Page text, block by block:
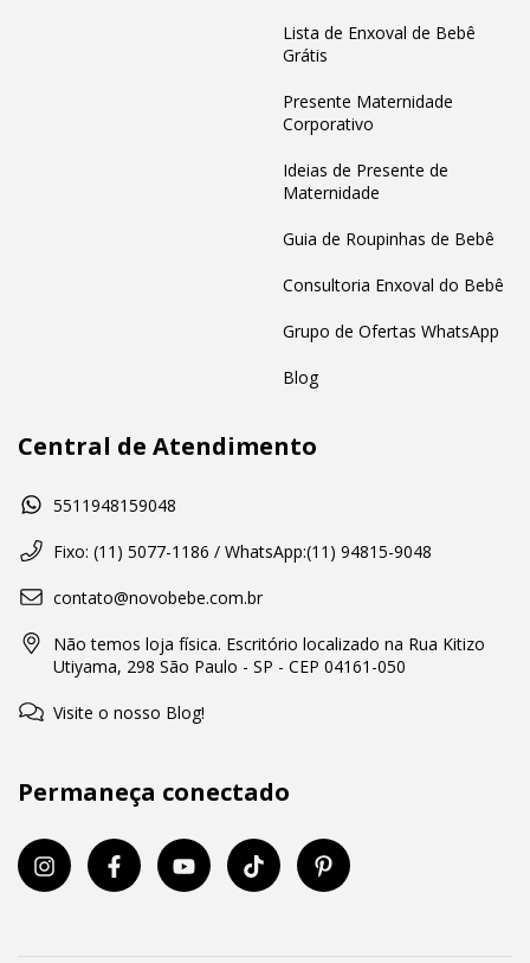
Lista de Enxoval de Bebê
Grátis
Presente Maternidade
Corporativo
Ideias de Presente de
Maternidade
Guia de Roupinhas de Bebê
Consultoria Enxoval do Bebê
Grupo de Ofertas WhatsApp
Blog
Central de Atendimento
5511948159048
Fixo: (11) 5077-1186 / WhatsApp:(11) 94815-9048
contato@novobebe.com.br
Não temos loja física. Escritório localizado na Rua Kitizo
Utiyama, 298 São Paulo - SP - CEP 04161-050
Visite o nosso Blog!
Permaneça conectado